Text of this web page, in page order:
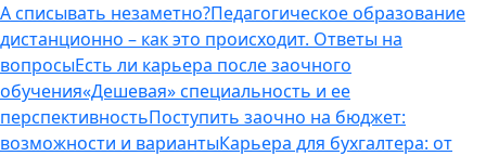
А списывать незаметно?Педагогическое образование
дистанционно – как это происходит. Ответы на
вопросыЕсть ли карьера после заочного
обучения«Дешевая» специальность и ее
перспективностьПоступить заочно на бюджет:
возможности и вариантыКарьера для бухгалтера: от